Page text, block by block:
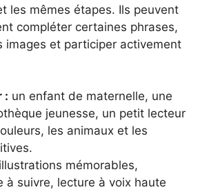
les mêmes étapes. Ils peuvent
compléter certaines phrases,
images et participer activement
: un enfant de maternelle, une
jeunesse, un petit lecteur
les animaux et les
illustrations mémorables,
à suivre, lecture à voix haute